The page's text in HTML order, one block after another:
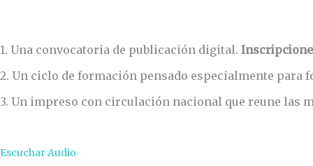
1. Una convocatoria de publicación digital.
2. Un ciclo de formación pensado especialmente
3. Un impreso con circulación nacional que reune las
Escuchar Audio